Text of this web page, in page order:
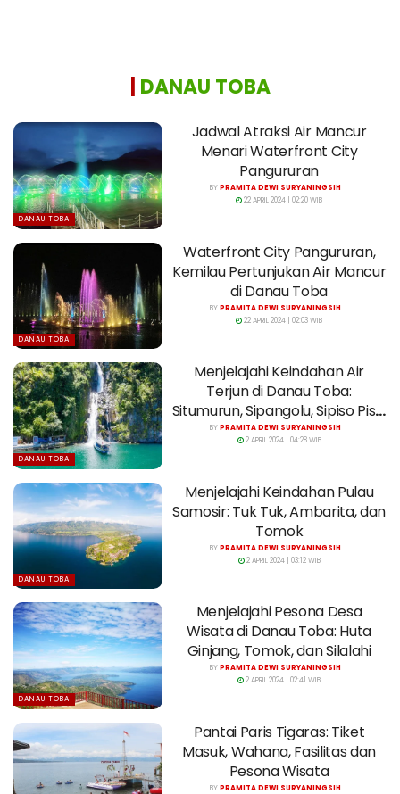
DANAU TOBA
DANAU TOBA
Jadwal Atraksi Air Mancur
Menari Waterfront City
Pangururan
BYPRAMITA DEWI SURYANINGSIH
22 APRIL 2024 | 02:20 WIB
DANAU TOBA
Waterfront City Pangururan,
Kemilau Pertunjukan Air Mancur
di Danau Toba
BYPRAMITA DEWI SURYANINGSIH
22 APRIL 2024 | 02:03 WIB
DANAU TOBA
Menjelajahi Keindahan Air
Terjun di Danau Toba:
Situmurun, Sipangolu, Sipiso Piso,
dan Janji
BYPRAMITA DEWI SURYANINGSIH
2 APRIL 2024 | 04:28 WIB
DANAU TOBA
Menjelajahi Keindahan Pulau
Samosir: Tuk Tuk, Ambarita, dan
Tomok
BYPRAMITA DEWI SURYANINGSIH
2 APRIL 2024 | 03:12 WIB
DANAU TOBA
Menjelajahi Pesona Desa
Wisata di Danau Toba: Huta
Ginjang, Tomok, dan Silalahi
BYPRAMITA DEWI SURYANINGSIH
2 APRIL 2024 | 02:41 WIB
Pantai Paris Tigaras: Tiket
Masuk, Wahana, Fasilitas dan
Pesona Wisata
BYPRAMITA DEWI SURYANINGSIH